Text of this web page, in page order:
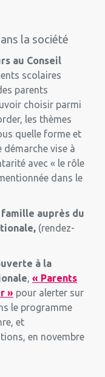
la société
au Conseil
scolaires
parents
choisir parmi
les thèmes
quelle forme et
démarche vise à
avec « le rôle
dans le
famille auprès du
(rendez-
à la
, « Parents
» pour alerter sur
le programme
et
en novembre